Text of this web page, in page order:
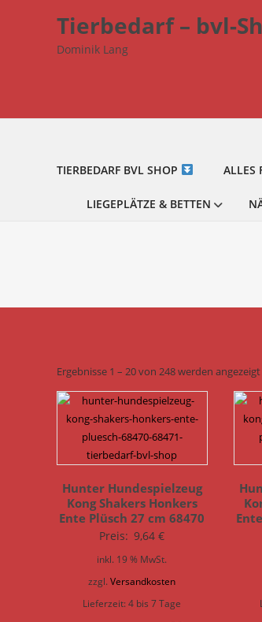
Tierbedarf – bvl-
Dominik Lang
TIERBEDARF BVL SHOP ALLES
LIEGEPLÄTZE & BETTEN
Ergebnisse 1 – 20 von 248 werden angezeigt
Hunter Hundespielzeug
Kong Shakers Honkers
Ente Plüsch 27 cm 68470
Preis: 9,64€
inkl. 19 % MwSt.
zzgl.Versandkosten
Lieferzeit:4 bis 7 Tage